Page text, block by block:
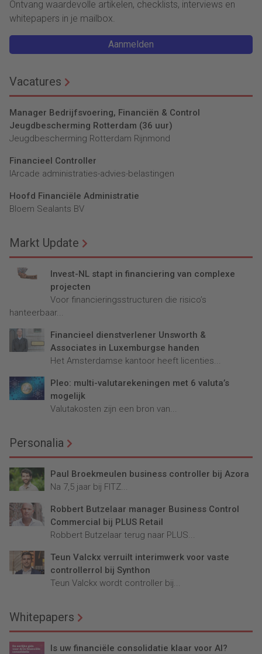
Ontvang waardevolle artikelen, checklists, interviews en
whitepapers in je mailbox.
Aanmelden
Vacatures
Manager Bedrijfsvoering, Financiën & Control
Jeugdbescherming Rotterdam (36 uur)
Jeugdbescherming Rotterdam Rijnmond
Financieel Controller
lArcade administraties-advies-belastingen
Hoofd Financiële Administratie
Bloem Sealants BV
Markt Update
Invest-NL stapt in financiering van complexe
projecten
Voor financieringsstructuren die risico’s
hanteerbaar...
Financieel dienstverlener Unsworth &
Associates in Luxemburgse handen
Het Amsterdamse kantoor heeft licenties...
Pleo: multi-valutarekeningen met 6 valuta’s
mogelijk
Valutakosten zijn een bron van...
Personalia
Paul Broekmeulen business controller bij Azora
Na 7,5 jaar bij FITZ...
Robbert Butzelaar manager Business Control
Commercial bij PLUS Retail
Robbert Butzelaar terug naar PLUS...
Teun Valckx verruilt interimwerk voor vaste
controllerrol bij Synthon
Teun Valckx wordt controller bij...
Whitepapers
Is uw financiële consolidatie klaar voor AI?